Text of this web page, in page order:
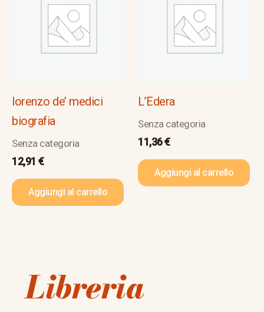
lorenzo de’ medici
biografia
Senza categoria
12,91 €
Aggiungi al carrello
L’Edera
Senza categoria
11,36€
Aggiungi al carrello
Libreria